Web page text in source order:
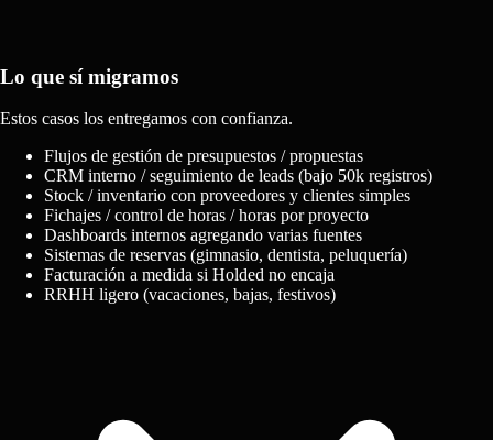
Lo que sí migramos
Estos casos los entregamos con confianza.
Flujos de gestión de presupuestos / propuestas
CRM interno / seguimiento de leads (bajo 50k registros)
Stock / inventario con proveedores y clientes simples
Fichajes / control de horas / horas por proyecto
Dashboards internos agregando varias fuentes
Sistemas de reservas (gimnasio, dentista, peluquería)
Facturación a medida si Holded no encaja
RRHH ligero (vacaciones, bajas, festivos)